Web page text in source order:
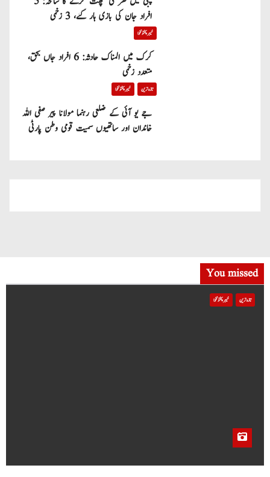
افراد جان کی بازی ہار گئے، 3 زخمی
خیبر پختونخوا
کرک میں المناک حادثہ: 6 افراد جاں بحق،
متعدد زخمی
تازہ ترین خیبر پختونخوا
جے یو آئی کے ضلعی رہنما مولانا پیر صفی اللہ
خاندان اور ساتھیوں سمیت قومی وطن پارٹی
You missed
تازہ ترین خیبر پختونخوا